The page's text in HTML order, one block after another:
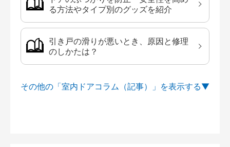
る方法やタイプ別のグッズを紹介
引き戸の滑りが悪いとき、原因と修理
のしかたは？
その他の「室内ドアコラム（記事）」を